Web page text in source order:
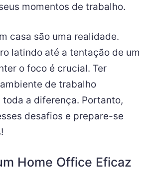
momentos de trabalho.
casa são uma realidade.
latindo até a tentação de um
o foco é crucial. Ter
de trabalho
a diferença. Portanto,
desafios e prepare-se
Home Office Eficaz